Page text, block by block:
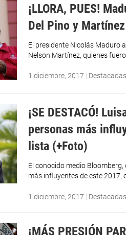
¡LLORA, PUES!
Del Pino y Martínez
El presidente Nicolás Maduro
Nelson Martínez, quienes
1 diciembre, 2017 | Destacadas
¡SE DESTACÓ!
personas más
lista (+Foto)
El conocido medio
más influyentes de este 2017,
1 diciembre, 2017 | Destacadas
¡MÁS PRESIÓN